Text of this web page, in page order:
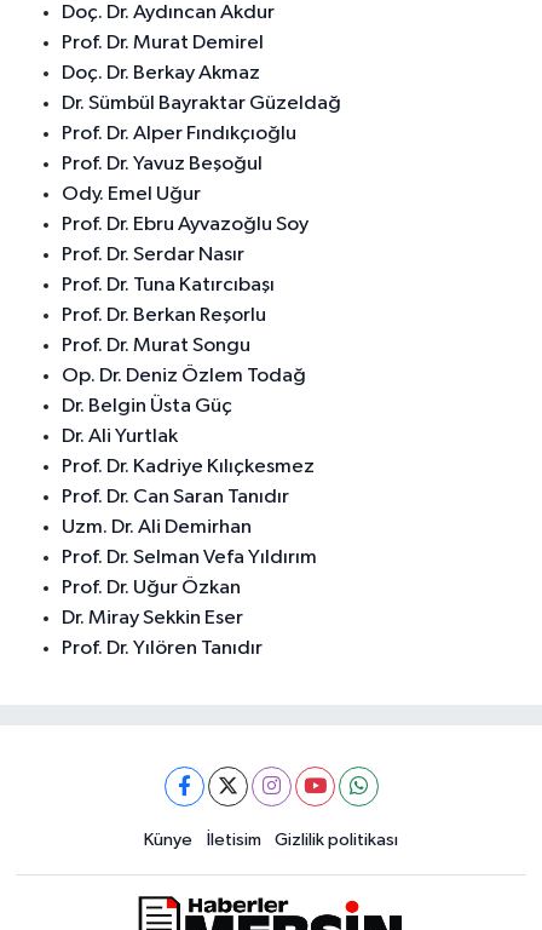
Doç. Dr. Aydıncan Akdur
Prof. Dr. Murat Demirel
Doç. Dr. Berkay Akmaz
Dr. Sümbül Bayraktar Güzeldağ
Prof. Dr. Alper Fındıkçıoğlu
Prof. Dr. Yavuz Beşoğul
Ody. Emel Uğur
Prof. Dr. Ebru Ayvazoğlu Soy
Prof. Dr. Serdar Nasır
Prof. Dr. Tuna Katırcıbaşı
Prof. Dr. Berkan Reşorlu
Prof. Dr. Murat Songu
Op. Dr. Deniz Özlem Todağ
Dr. Belgin Üsta Güç
Dr. Ali Yurtlak
Prof. Dr. Kadriye Kılıçkesmez
Prof. Dr. Can Saran Tanıdır
Uzm. Dr. Ali Demirhan
Prof. Dr. Selman Vefa Yıldırım
Prof. Dr. Uğur Özkan
Dr. Miray Sekkin Eser
Prof. Dr. Yılören Tanıdır
Künye İletisim Gizlilik politikası